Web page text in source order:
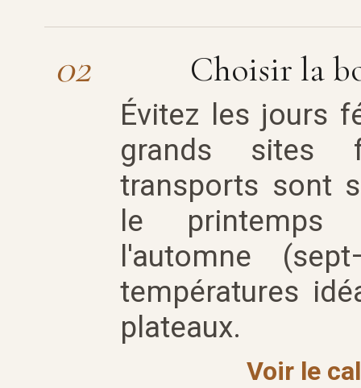
02 Choisir la
Évitez les jours
grands sites
transports sont
le printemps
l'automne
températures
plateaux.
Voir le